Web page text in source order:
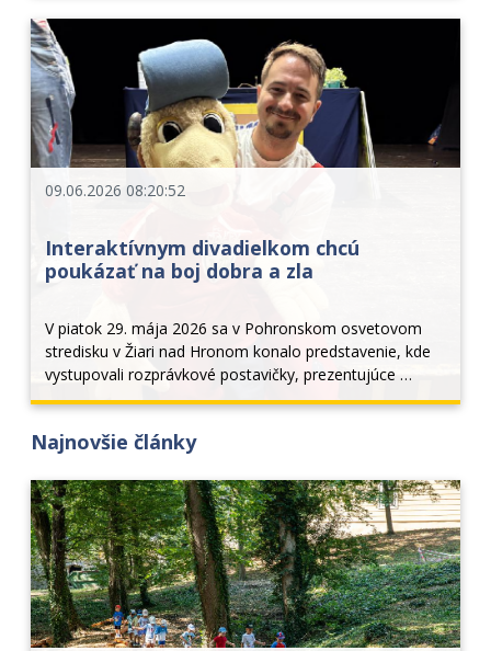
09.06.2026 08:20:52
Interaktívnym divadielkom chcú
poukázať na boj dobra a zla
V piatok 29. mája 2026 sa v Pohronskom osvetovom
stredisku v Žiari nad Hronom konalo predstavenie, kde
vystupovali rozprávkové postavičky, prezentujúce
tematiku boja dobra a zla. Podujatím sa organizátori
Najnovšie články